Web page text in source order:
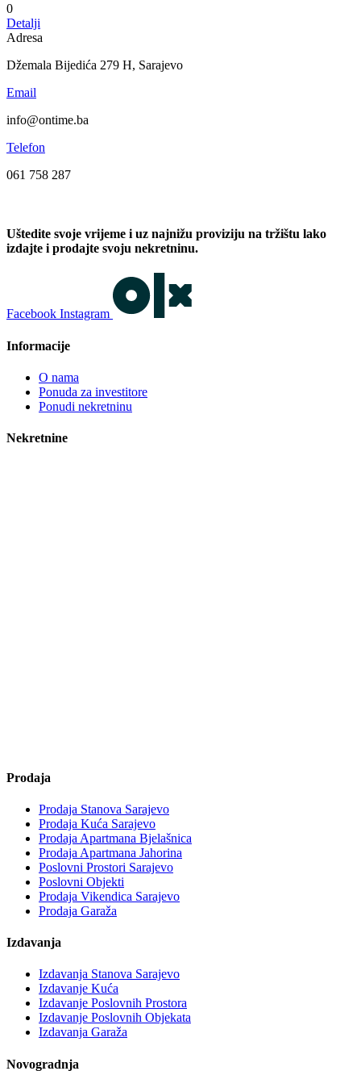
0
Detalji
Adresa
Džemala Bijedića 279 H, Sarajevo
Email
info@ontime.ba
Telefon
061 758 287
Uštedite svoje vrijeme i uz najnižu proviziju na tržištu lako
izdajte i prodajte svoju nekretninu.
Facebook Instagram
Informacije
O nama
Ponuda za investitore
Ponudi nekretninu
Nekretnine
Prodaja
Prodaja Stanova Sarajevo
Prodaja Kuća Sarajevo
Prodaja Apartmana Bjelašnica
Prodaja Apartmana Jahorina
Poslovni Prostori Sarajevo
Poslovni Objekti
Prodaja Vikendica Sarajevo
Prodaja Garaža
Izdavanja
Izdavanja Stanova Sarajevo
Izdavanje Kuća
Izdavanje Poslovnih Prostora
Izdavanje Poslovnih Objekata
Izdavanja Garaža
Novogradnja